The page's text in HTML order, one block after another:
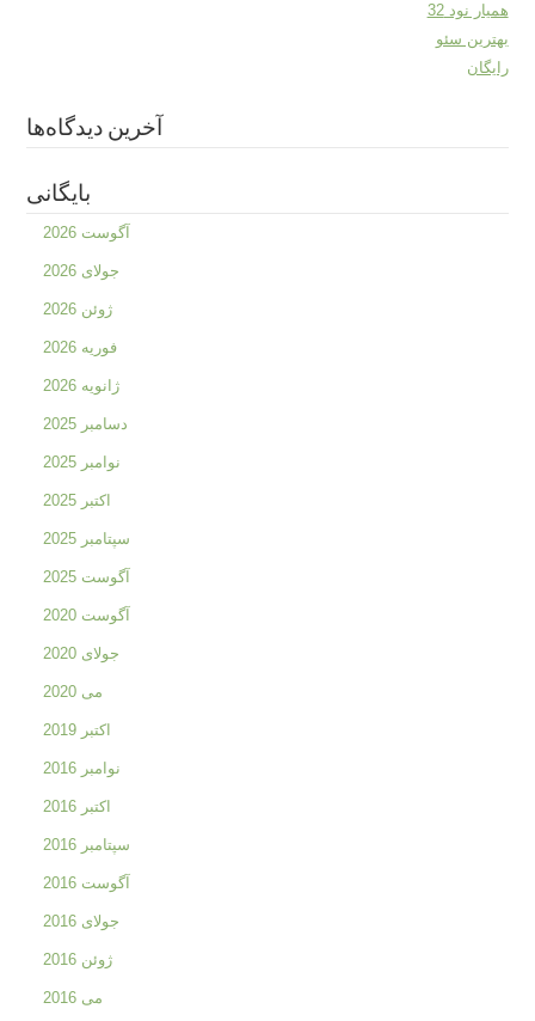
همیار نود 32
بهترین سئو
رایگان
آخرین دیدگاه‌ها
بایگانی
آگوست 2026
جولای 2026
ژوئن 2026
فوریه 2026
ژانویه 2026
دسامبر 2025
نوامبر 2025
اکتبر 2025
سپتامبر 2025
آگوست 2025
آگوست 2020
جولای 2020
می 2020
اکتبر 2019
نوامبر 2016
اکتبر 2016
سپتامبر 2016
آگوست 2016
جولای 2016
ژوئن 2016
می 2016